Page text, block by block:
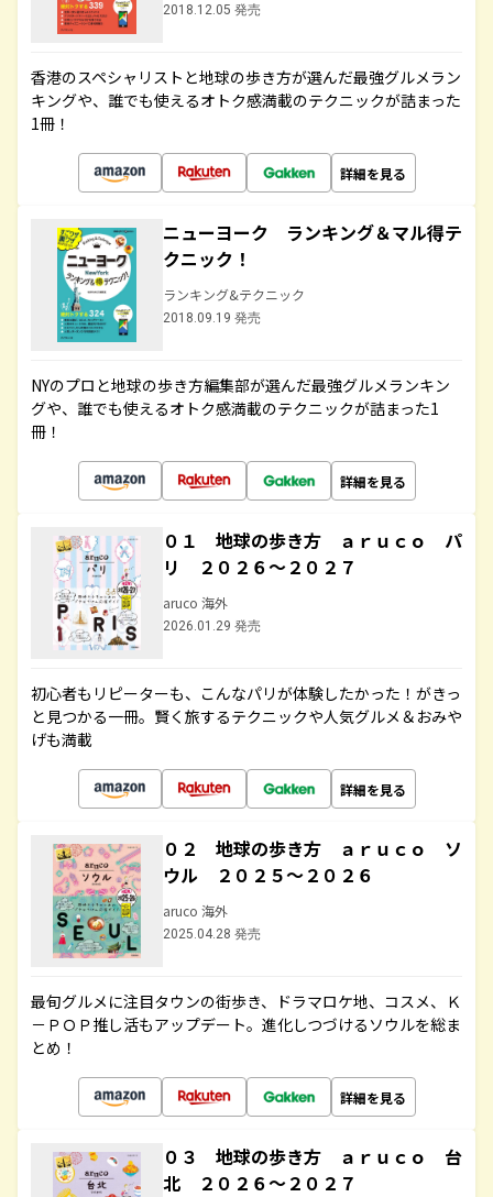
2018.12.05 発売
香港のスペシャリストと地球の歩き方が選んだ最強グルメラン
キングや、誰でも使えるオトク感満載のテクニックが詰まった
1冊！
詳細を見る
ニューヨーク ランキング＆マル得テ
クニック！
ランキング&テクニック
2018.09.19 発売
NYのプロと地球の歩き方編集部が選んだ最強グルメランキン
グや、誰でも使えるオトク感満載のテクニックが詰まった1
冊！
詳細を見る
０１ 地球の歩き方 ａｒｕｃｏ パ
リ ２０２６～２０２７
aruco 海外
2026.01.29 発売
初心者もリピーターも、こんなパリが体験したかった！がきっ
と見つかる一冊。賢く旅するテクニックや人気グルメ＆おみや
げも満載
詳細を見る
０２ 地球の歩き方 ａｒｕｃｏ ソ
ウル ２０２５～２０２６
aruco 海外
2025.04.28 発売
最旬グルメに注目タウンの街歩き、ドラマロケ地、コスメ、Ｋ
－ＰＯＰ推し活もアップデート。進化しつづけるソウルを総ま
とめ！
詳細を見る
０３ 地球の歩き方 ａｒｕｃｏ 台
北 ２０２６～２０２７